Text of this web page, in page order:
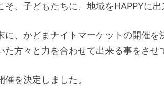
そ、子どもたちに、地域をHAPPYに出
に、かどまナイトマーケットの開催を
た方々と力を合わせて出来る事をさせ
を決定しました。